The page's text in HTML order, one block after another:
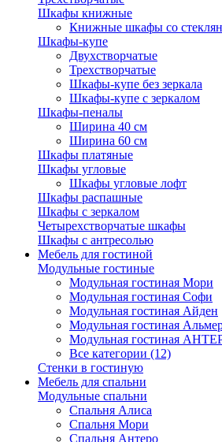
Шкафы книжные
Книжные шкафы со
Шкафы-купе
Двухстворчатые
Трехстворчатые
Шкафы-купе без зеркала
Шкафы-купе с зеркалом
Шкафы-пеналы
Ширина 40 см
Ширина 60 см
Шкафы платяные
Шкафы угловые
Шкафы угловые лофт
Шкафы распашные
Шкафы с зеркалом
Четырехстворчатые шкафы
Шкафы с антресолью
Мебель для гостиной
Модульные гостиные
Модульная гостиная Мори
Модульная гостиная Софи
Модульная гостиная Айден
Модульная гостиная
Модульная гостиная
Все категории (12)
Стенки в гостиную
Мебель для спальни
Модульные спальни
Спальня Алиса
Спальня Мори
Спальня Антеро